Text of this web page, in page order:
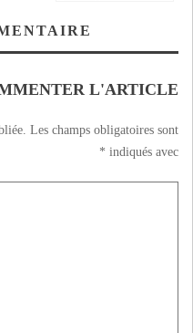
وثائق المفوضية
L'ARTICLE
Les champs obligatoires sont
indiqués avec
*